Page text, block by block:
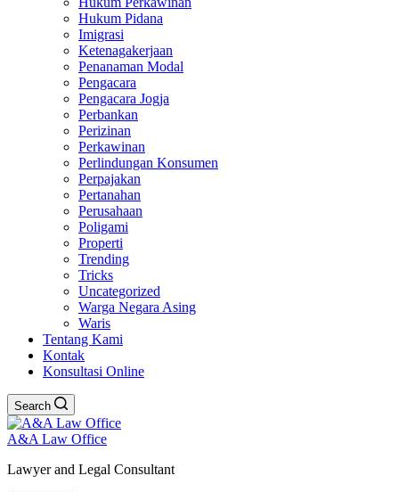
Hukum Pidana
Imigrasi
Ketenagakerjaan
Penanaman Modal
Pengacara
Pengacara Jogja
Perbankan
Perizinan
Perkawinan
Perlindungan Konsumen
Perpajakan
Pertanahan
Perusahaan
Poligami
Properti
Trending
Tricks
Uncategorized
Warga Negara Asing
Waris
Tentang Kami
Kontak
Konsultasi Online
Search
A&A Law Office
Lawyer and Legal Consultant